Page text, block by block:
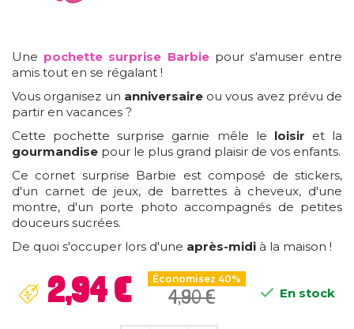
Une pochette surprise Barbiepour s'amuser entre
amis tout en se régalant !
Vous organisez un anniversaireou vous avez prévu de
partir en vacances ?
Cette pochette surprise garnie mêle le loisir et la
gourmandise pour le plus grand plaisir de vos enfants.
Ce cornet surprise Barbie est composé de stickers,
d'un carnet de jeux, de barrettes à cheveux, d'une
montre, d'un porte photo accompagnés de petites
douceurs sucrées.
De quoi s'occuper lors d'une après-midi à la maison !
2,94 € Économisez 40%
4,90 €  En stock